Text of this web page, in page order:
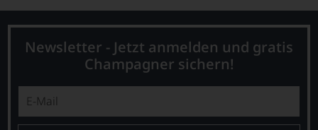
Newsletter - Jetzt anmelden und gratis
Champagner sichern!